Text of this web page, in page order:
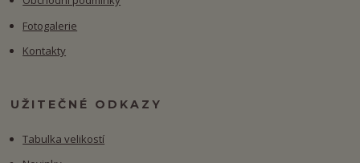
Fotogalerie
Kontakty
UŽITEČNÉ ODKAZY
Tabulka velikostí